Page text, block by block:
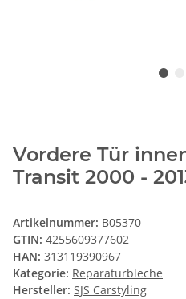
Vordere Tür
Transit 2000 -
Artikelnummer: B05370
GTIN: 4255609377602
HAN: 313119390967
Kategorie: Reparaturbleche
Hersteller: SJS Carstyling